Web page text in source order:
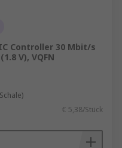
Controller 30 Mbit/s
V), VQFN
€ 5,38/Stück